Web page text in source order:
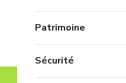
Patrimoine
Sécurité